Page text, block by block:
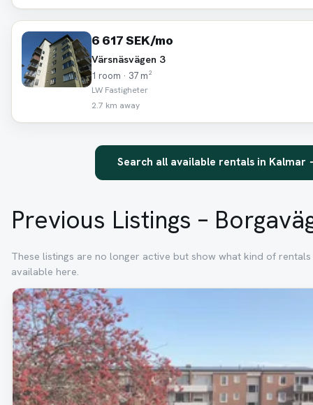
6 617 SEK/mo
Värsnäsvägen 3
1 room · 37 m²
LW Fastigheter
2.7 km away
Search all available rentals in Kalmar
Previous Listings –
These listings are no longer active but show what kind of
available here.
Removed